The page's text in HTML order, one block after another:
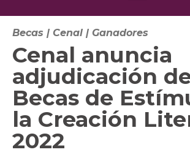
Becas | Cenal | Ganadores
Cenal anuncia
adjudicación
Becas de
la Creación
2022